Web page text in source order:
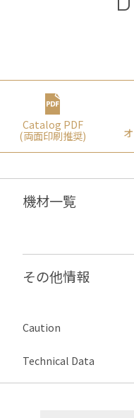
Catalog PDF
(両⾯印刷推奨)
機材⼀覧
その他情報
Caution
Technical Data